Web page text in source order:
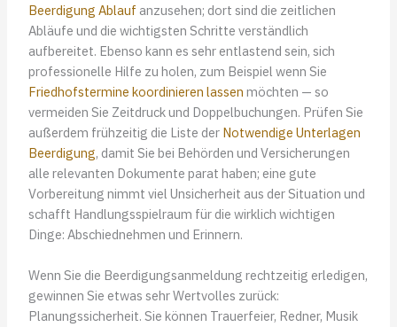
Beerdigung Ablauf anzusehen; dort sind die zeitlichen
Abläufe und die wichtigsten Schritte verständlich
aufbereitet. Ebenso kann es sehr entlastend sein, sich
professionelle Hilfe zu holen, zum Beispiel wenn Sie
Friedhofstermine koordinieren lassen möchten — so
vermeiden Sie Zeitdruck und Doppelbuchungen. Prüfen Sie
außerdem frühzeitig die Liste der Notwendige Unterlagen
Beerdigung, damit Sie bei Behörden und Versicherungen
alle relevanten Dokumente parat haben; eine gute
Vorbereitung nimmt viel Unsicherheit aus der Situation und
schafft Handlungsspielraum für die wirklich wichtigen
Dinge: Abschiednehmen und Erinnern.
Wenn Sie die Beerdigungsanmeldung rechtzeitig erledigen,
gewinnen Sie etwas sehr Wertvolles zurück:
Planungssicherheit. Sie können Trauerfeier, Redner, Musik